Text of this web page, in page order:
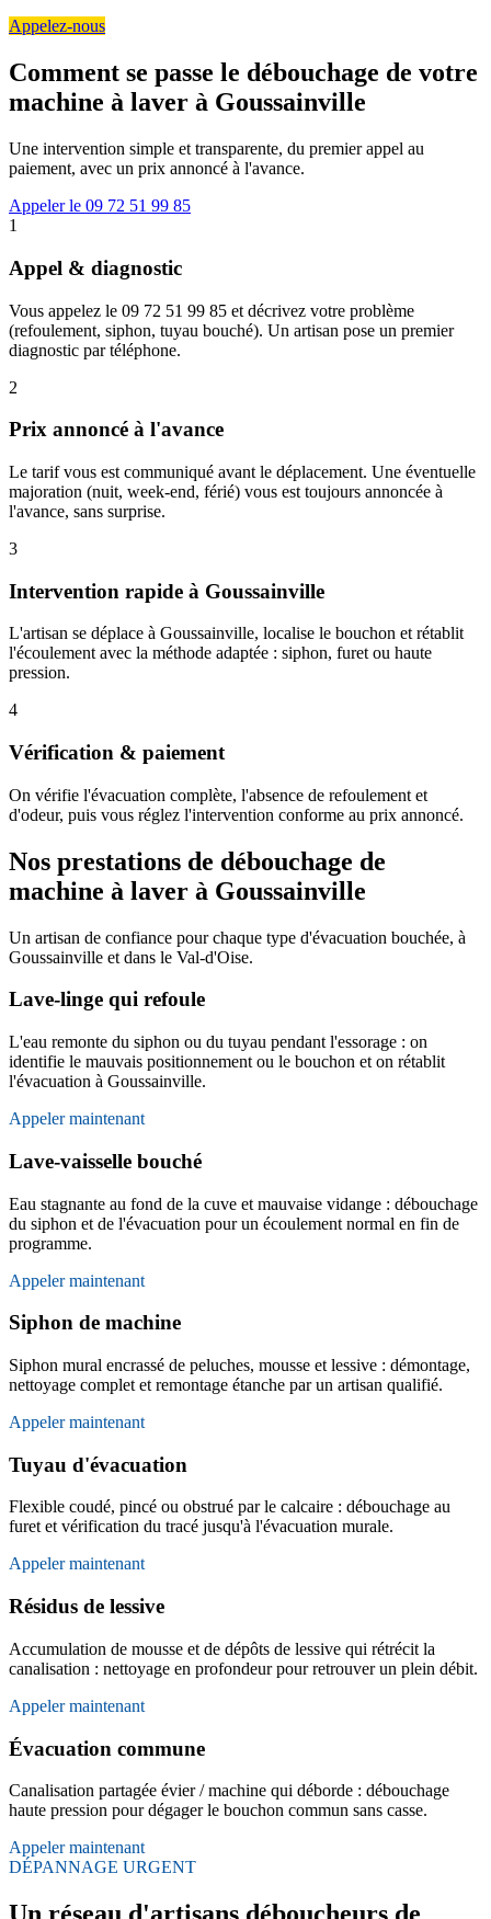
Appelez-nous
Comment se passe le débouchage de votre
machine à laver à Goussainville
Une intervention simple et transparente, du premier appel au
paiement, avec un prix annoncé à l'avance.
Appeler le 09 72 51 99 85
1
Appel & diagnostic
Vous appelez le 09 72 51 99 85 et décrivez votre problème
(refoulement, siphon, tuyau bouché). Un artisan pose un premier
diagnostic par téléphone.
2
Prix annoncé à l'avance
Le tarif vous est communiqué avant le déplacement. Une éventuelle
majoration (nuit, week-end, férié) vous est toujours annoncée à
l'avance, sans surprise.
3
Intervention rapide à Goussainville
L'artisan se déplace à Goussainville, localise le bouchon et rétablit
l'écoulement avec la méthode adaptée : siphon, furet ou haute
pression.
4
Vérification & paiement
On vérifie l'évacuation complète, l'absence de refoulement et
d'odeur, puis vous réglez l'intervention conforme au prix annoncé.
Nos prestations de débouchage de
machine à laver à Goussainville
Un artisan de confiance pour chaque type d'évacuation bouchée, à
Goussainville et dans le Val-d'Oise.
Lave-linge qui refoule
L'eau remonte du siphon ou du tuyau pendant l'essorage : on
identifie le mauvais positionnement ou le bouchon et on rétablit
l'évacuation à Goussainville.
Appeler maintenant
Lave-vaisselle bouché
Eau stagnante au fond de la cuve et mauvaise vidange : débouchage
du siphon et de l'évacuation pour un écoulement normal en fin de
programme.
Appeler maintenant
Siphon de machine
Siphon mural encrassé de peluches, mousse et lessive : démontage,
nettoyage complet et remontage étanche par un artisan qualifié.
Appeler maintenant
Tuyau d'évacuation
Flexible coudé, pincé ou obstrué par le calcaire : débouchage au
furet et vérification du tracé jusqu'à l'évacuation murale.
Appeler maintenant
Résidus de lessive
Accumulation de mousse et de dépôts de lessive qui rétrécit la
canalisation : nettoyage en profondeur pour retrouver un plein débit.
Appeler maintenant
Évacuation commune
Canalisation partagée évier / machine qui déborde : débouchage
haute pression pour dégager le bouchon commun sans casse.
Appeler maintenant
DÉPANNAGE URGENT